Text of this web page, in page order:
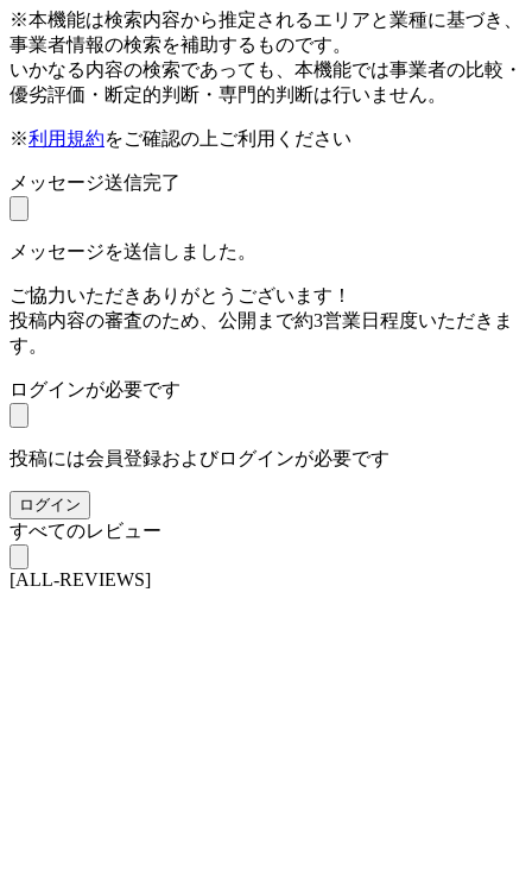
※本機能は検索内容から推定されるエリアと業種に基づき、
事業者情報の検索を補助するものです。
いかなる内容の検索であっても、本機能では事業者の比較・
優劣評価・断定的判断・専門的判断は行いません。
※利用規約をご確認の上ご利用ください
メッセージ送信完了
メッセージを送信しました。
ご協力いただきありがとうございます！
投稿内容の審査のため、公開まで約3営業日程度いただきま
す。
ログインが必要です
投稿には会員登録およびログインが必要です
ログイン
すべてのレビュー
[ALL-REVIEWS]